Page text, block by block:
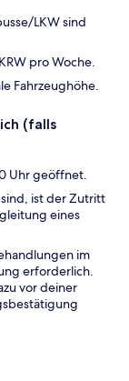
LKW sind
pro Woche.
Fahrzeughöhe.
(falls
Uhr geöffnet.
sind, ist der Zutritt
eines
im
erforderlich.
vor deiner